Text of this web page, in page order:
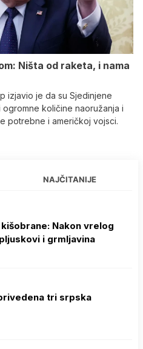
Ništa od raketa, i nama
izjavio je da su Sjedinjene
količine naoružanja i
potrebne i američkoj vojsci.
NAJČITANIJE
Nakon vrelog
i grmljavina
tri srpska